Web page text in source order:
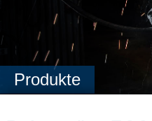
Produkte